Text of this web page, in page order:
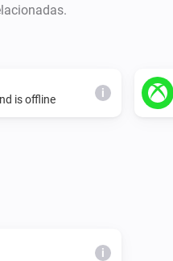
is offline i
i